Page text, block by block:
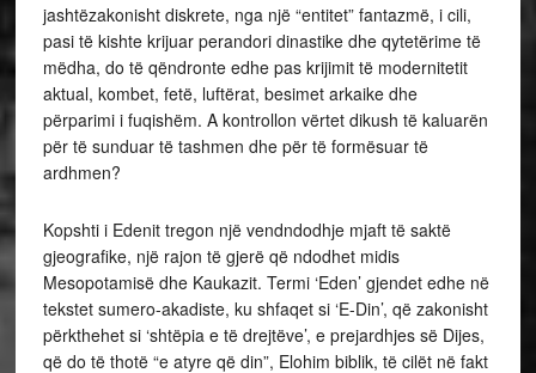
jashtëzakonisht diskrete, nga një “entitet” fantazmë, i cili,
pasi të kishte krijuar perandori dinastike dhe qytetërime të
mëdha, do të qëndronte edhe pas krijimit të modernitetit
aktual, kombet, fetë, luftërat, besimet arkaike dhe
përparimi i fuqishëm. A kontrollon vërtet dikush të kaluarën
për të sunduar të tashmen dhe për të formësuar të
ardhmen?
Kopshti i Edenit tregon një vendndodhje mjaft të saktë
gjeografike, një rajon të gjerë që ndodhet midis
Mesopotamisë dhe Kaukazit. Termi ‘Eden’ gjendet edhe në
tekstet sumero-akadiste, ku shfaqet si ‘E-Din’, që zakonisht
përkthehet si ‘shtëpia e të drejtëve’, e prejardhjes së Dijes,
që do të thotë “e atyre që din”, Elohim biblik, të cilët në fakt